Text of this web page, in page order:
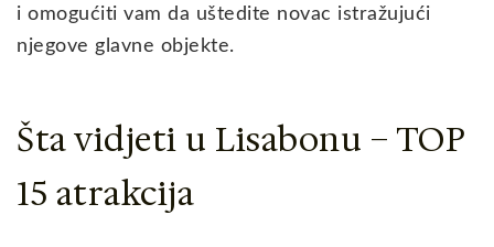
i omogućiti vam da uštedite novac istražujući
njegove glavne objekte.
Šta vidjeti u Lisabonu – TOP
15 atrakcija